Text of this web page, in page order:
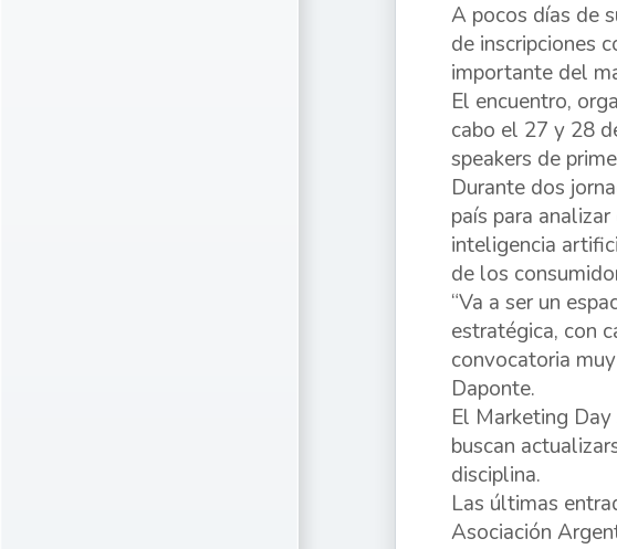
A pocos días de
de inscripciones
importante del
El encuentro,
cabo el 27 y 28
speakers de
Durante dos
país para
inteligencia
de los
“Va a ser un
estratégica, con
convocatoria
Daponte.
El Marketing
buscan
disciplina.
Las últimas
Asociación